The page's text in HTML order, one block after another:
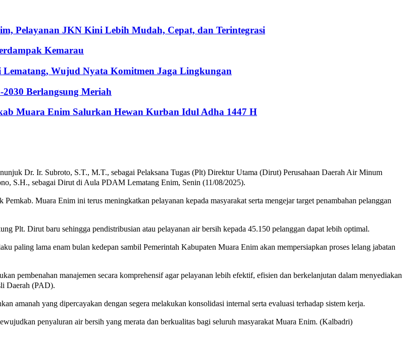
Pelayanan JKN Kini Lebih Mudah, Cepat, dan Terintegrasi
Kemarau
Lematang, Wujud Nyata Komitmen Jaga Lingkungan
Berlangsung Meriah
Muara Enim Salurkan Hewan Kurban Idul Adha 1447 H
Dr. Ir. Subroto, S.T., M.T., sebagai Pelaksana Tugas (Plt) Direktur Utama (Dirut) Perusahaan Daerah Air Minum
S.H., sebagai Dirut di Aula PDAM Lematang Enim, Senin (11/08/2025).
Muara Enim ini terus meningkatkan pelayanan kepada masyarakat serta mengejar target penambahan pelanggan
Plt. Dirut baru sehingga pendistribusian atau pelayanan air bersih kepada 45.150 pelanggan dapat lebih optimal.
paling lama enam bulan kedepan sambil Pemerintah Kabupaten Muara Enim akan mempersiapkan proses lelang jabatan
pembenahan manajemen secara komprehensif agar pelayanan lebih efektif, efisien dan berkelanjutan dalam menyediakan
Daerah (PAD).
amanah yang dipercayakan dengan segera melakukan konsolidasi internal serta evaluasi terhadap sistem kerja.
penyaluran air bersih yang merata dan berkualitas bagi seluruh masyarakat Muara Enim. (Kalbadri)